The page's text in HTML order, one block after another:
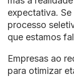
expectativa.
processo
que estamos
Empresas ao
para otimizar